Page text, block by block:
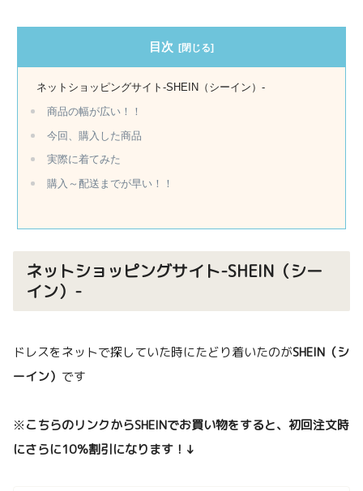
目次
ネットショッピングサイト-SHEIN（シーイン）-
商品の幅が広い！！
今回、購入した商品
実際に着てみた
購入～配送までが早い！！
ネットショッピングサイト-SHEIN（シー
イン）-
ドレスをネットで探していた時にたどり着いたのがSHEIN（シ
ーイン） です
※こちらのリンクからSHEINでお買い物をすると、初回注文時
にさらに10％割引になります！↓